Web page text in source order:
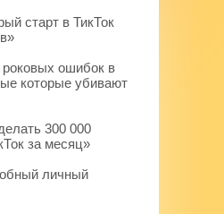
старт в ТикТок
роковых ошибок в
которые убивают
300 000
за месяц»
личный